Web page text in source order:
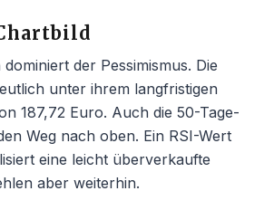
der Pessimismus. Die
unter ihrem langfristigen
187,72 Euro. Auch die 50-Tage-
Weg nach oben. Ein RSI-Wert
eine leicht überverkaufte
aber weiterhin.